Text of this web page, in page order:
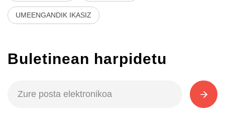
UMEENGANDIK IKASIZ
Buletinean harpidetu